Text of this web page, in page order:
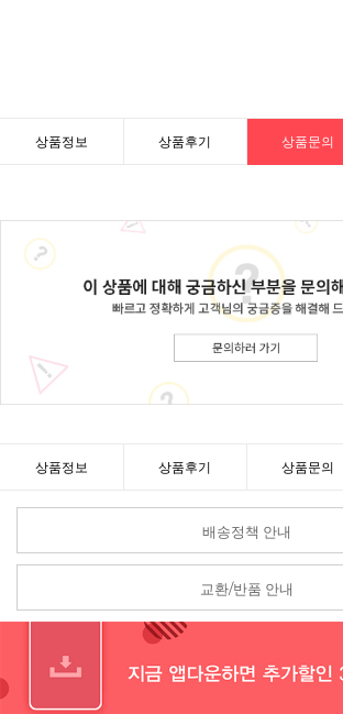
상품정보 상품후기 상품문의
상품정보 상품후기 상품문의
배송정책 안내
교환/반품 안내